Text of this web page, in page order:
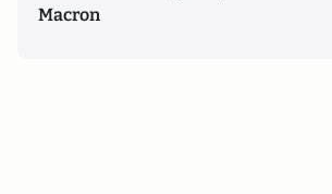
Macron